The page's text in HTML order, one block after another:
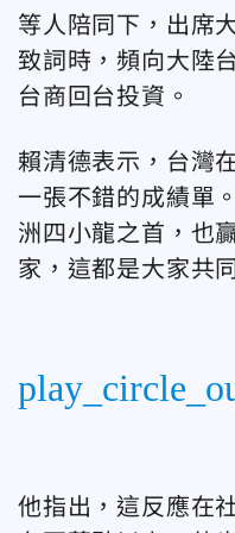
等人陪同下，出席
致詞時，頻向大陸
台商回台投資。
賴清德表示，台灣
一張不錯的成績單
洲四小龍之首，也
家，這都是大家共
他指出，這反應在